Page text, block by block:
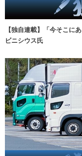
【独自連載】「今そこに
ビニシウス氏